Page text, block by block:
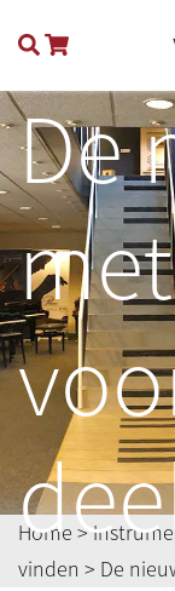
De
Home >
vinden > De